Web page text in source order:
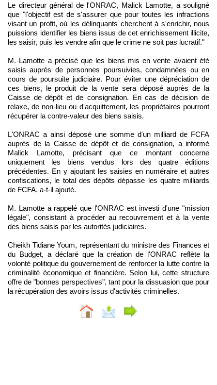
Le directeur général de l'ONRAC, Malick Lamotte, a souligné
que "l'objectif est de s'assurer que pour toutes les infractions
visant un profit, où les délinquants cherchent à s'enrichir, nous
puissions identifier les biens issus de cet enrichissement illicite,
les saisir, puis les vendre afin que le crime ne soit pas lucratif."
M. Lamotte a précisé que les biens mis en vente avaient été
saisis auprès de personnes poursuivies, condamnées ou en
cours de poursuite judiciaire. Pour éviter une dépréciation de
ces biens, le produit de la vente sera déposé auprès de la
Caisse de dépôt et de consignation. En cas de décision de
relaxe, de non-lieu ou d'acquittement, les propriétaires pourront
récupérer la contre-valeur des biens saisis.
L'ONRAC a ainsi déposé une somme d'un milliard de FCFA
auprès de la Caisse de dépôt et de consignation, a informé
Malick Lamotte, précisant que ce montant concerne
uniquement les biens vendus lors des quatre éditions
précédentes. En y ajoutant les saisies en numéraire et autres
confiscations, le total des dépôts dépasse les quatre milliards
de FCFA, a-t-il ajouté.
M. Lamotte a rappelé que l'ONRAC est investi d'une "mission
légale", consistant à procéder au recouvrement et à la vente
des biens saisis par les autorités judiciaires.
Cheikh Tidiane Youm, représentant du ministre des Finances et
du Budget, a déclaré que la création de l'ONRAC reflète la
volonté politique du gouvernement de renforcer la lutte contre la
criminalité économique et financière. Selon lui, cette structure
offre de "bonnes perspectives", tant pour la dissuasion que pour
la récupération des avoirs issus d'activités criminelles.